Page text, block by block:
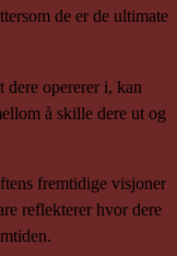
de er de ultimate
dere opererer i, kan
å skille dere ut og
fremtidige visjoner
reflekterer hvor dere